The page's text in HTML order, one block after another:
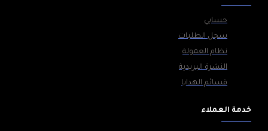
حسابي
سجل الطلبات
نظام العمولة
النشرة البريدية
قسائم الهدايا
خدمة العملاء